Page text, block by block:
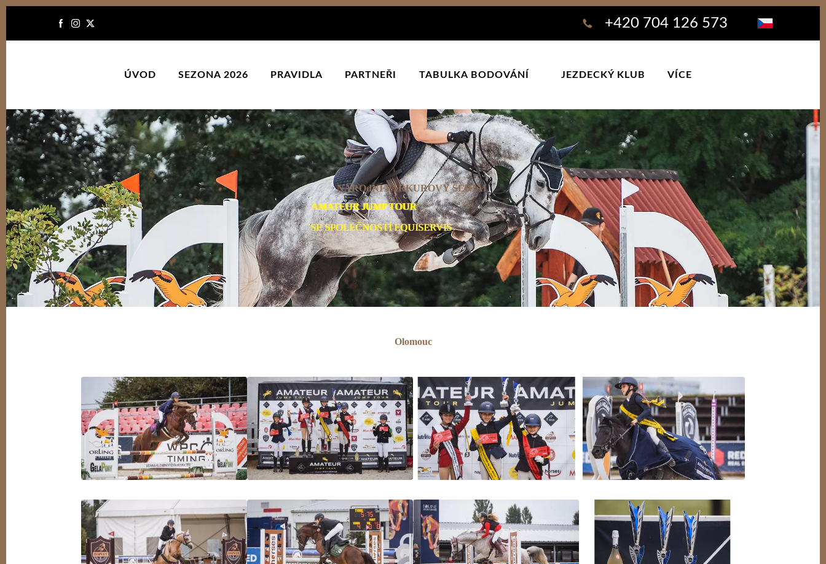
ÚVOD SEZONA 2026 PRAVIDLA PARTNEŘI TABULKA BODOVÁNÍ JEZDECKÝ KLUB VÍCE
+420 704 126 573
NÁROdNÍ PARKUROVÝ SERIÁL
AMATEUR JUMP TOUR
SE SPOLEČNOSTÍ EQUISERVIS
Olomouc